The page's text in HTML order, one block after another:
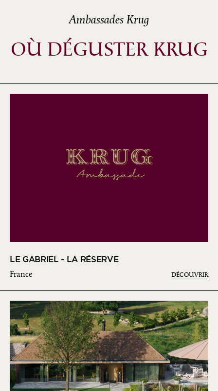
Ambassades Krug
OÙ DÉGUSTER KRUG
LE GABRIEL - LA RÉSERVE
France DÉCOUVRIR